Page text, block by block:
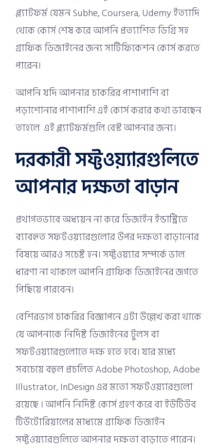
প্ল্যাটফর্ম যেমন Subhe, Coursera, Udemy ইত্যাদি
থেকে কোর্স শেষ করে আপনি প্রত্যাশিত ডিগ্রি সহ
গ্রাফিক ডিজাইনের জন্য সার্টিফিকেশন কোর্স করতে
পারেন।
আপনি যদি আপনার চাকরির পাশাপাশি বা
পড়াশোনার পাশাপাশি এই কোর্স করার কথা ভাবছেন
তাহলে এই প্ল্যাটফর্মগুলি বেস্ট আপনার জন্য।
দরকারী সফ্টওয়্যারগুলিতে
আপনার দক্ষতা বাড়ান
প্রথাগতভাবে অধ্যয়ন না করে ডিজাইন ইন্ডাস্ট্রিতে
ব্যাবহৃত সফটওয়্যারগুলোর উপর দক্ষতা বাড়ানোর
বিষয়ে আরও সচেষ্ট হন। সফ্টওয়্যার সম্পর্কে ভাল
ধারণা না থাকলে আপনি গ্রাফিক ডিজাইনের জগতে
পিছিয়ে পারবেন।
বেশিরভাগ চাকরির বিজ্ঞাপনে এটা উল্লেখ করা থাকে
যে আপনাকে নির্দিষ্ট ডিজাইনের টুলস বা
সফটওয়্যারগুলোতে দক্ষ হতে হবে। যার মধ্যে
সবচেয়ে বহুল প্রচলিত Adobe Photoshop, Adobe
Illustrator, InDesign এর মতো সফটওয়্যারগুলো
রয়েছে । আপনি নির্দিষ্ট কোর্স গ্রহণ করে বা ইউটিউব
টিউটোরিয়ালের মাধ্যমে গ্রাফিক ডিজাইন
সফ্টওয়্যারগুলিতে আপনার দক্ষতা বাড়াতে পারেন।